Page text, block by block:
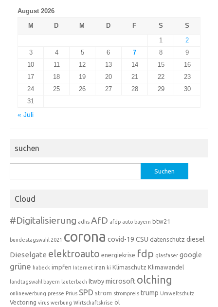
August 2026
M
D M D F S
S
1
2
3
4 5 6 7 8
9
10
11 12 13 14 15
16
17
18 19 20 21 22
23
24
25 26 27 28 29
30
31
« Juli
suchen
nach:
Cloud
#Digitalisierung adhs AfD afdp auto bayern btw21
bundestagswahl 2021 corona covid-19 CSU datenschutz diesel
Dieselgate elektroauto energiekrise fdp glasfaser google
grüne habeck impfen Internet iran ki Klimaschutz Klimawandel
landtagswahl bayern lauterbach ltwby microsoft olching
onlinewerbung presse Prius SPD strom strompreis trump Umweltschutz
Vectoring virus werbung Wirtschaftskrise öl